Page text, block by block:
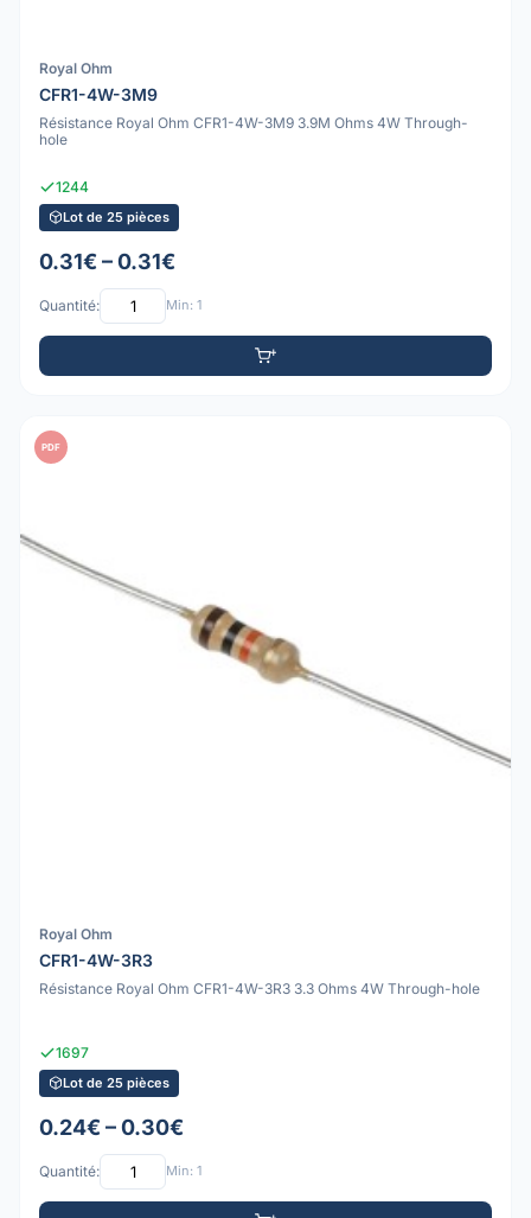
Royal Ohm
CFR1-4W-3M9
Résistance Royal Ohm CFR1-4W-3M9 3.9M Ohms 4W Through-
hole
1244
Lot de 25 pièces
0.31€ – 0.31€
Quantité: Min: 1
PDF
Royal Ohm
CFR1-4W-3R3
Résistance Royal Ohm CFR1-4W-3R3 3.3 Ohms 4W Through-hole
1697
Lot de 25 pièces
0.24€ – 0.30€
Quantité: Min: 1